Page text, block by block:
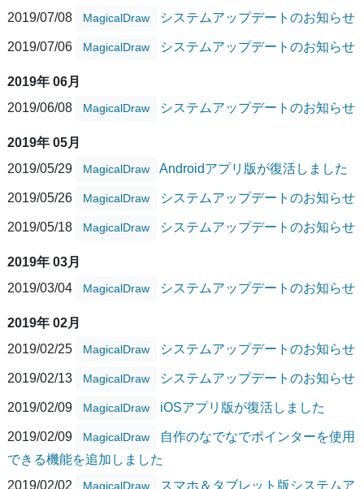
2019/07/08
MagicalDraw システムアップデートのお知らせ
2019/07/06 MagicalDraw システムアップデートのお知らせ
2019年 06月
2019/06/08
MagicalDraw システムアップデートのお知らせ
2019年 05月
2019/05/29
MagicalDraw Androidアプリ版が復活しました
2019/05/26 MagicalDraw システムアップデートのお知らせ
2019/05/18 MagicalDraw システムアップデートのお知らせ
2019年 03月
2019/03/04
MagicalDraw システムアップデートのお知らせ
2019年 02月
2019/02/25
MagicalDraw システムアップデートのお知らせ
2019/02/13 MagicalDraw システムアップデートのお知らせ
2019/02/09 MagicalDraw iOSアプリ版が復活しました
2019/02/09 MagicalDraw
自作のなでなでポインターを使用
できる機能を追加しました
2019/02/02
MagicalDraw
スマホ＆タブレット版システムア